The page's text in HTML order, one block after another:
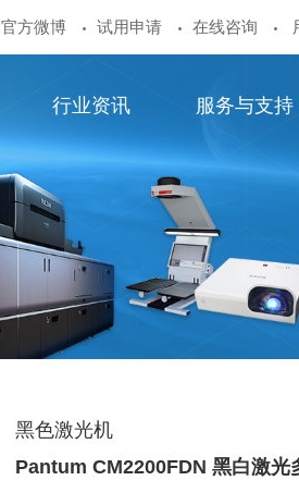
官方微博 试用申请 在线咨询
行业资讯 服务与支持
黑色激光机
Pantum CM2200FDN 黑白激光